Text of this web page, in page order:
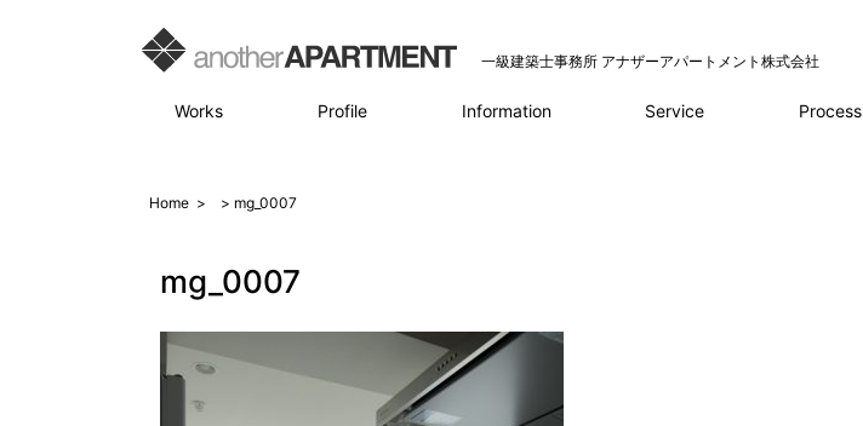
一級建築士事務所 アナザーアパートメント株式会社
Works Profile Information Service Process
Home > > mg_0007
mg_0007